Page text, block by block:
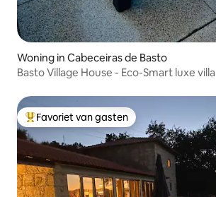
Woning in Cabeceiras de Basto
Basto Village House - Eco-Smart luxe villa
Topfavoriet van gasten
Favoriet van gasten